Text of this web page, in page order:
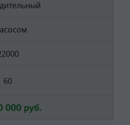
60
000 руб.